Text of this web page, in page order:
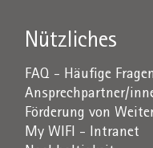
Nützliches
FAQ - Häufige Fragen
Ansprechpartner/
Förderung von
My WIFI - Intranet